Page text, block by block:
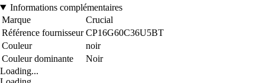
Informations complémentaires
Marque
Crucial
Référence fournisseur CP16G60C36U5BT
Couleur
noir
Couleur dominante
Noir
Loading...